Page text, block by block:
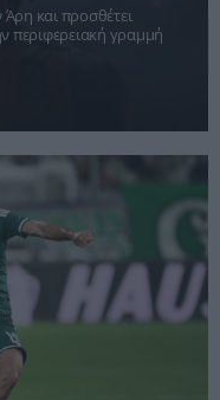
και προσθέτει
περιφερειακή γραμμή